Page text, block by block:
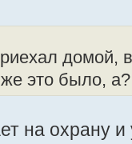
домой,
это было, а?
на охрану